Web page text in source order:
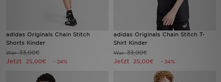
adidas Originals Chain Stitch
Shorts Kinder
War33,00€
Jetzt 25,00€ - 24%
adidas Originals Chain Stitch T-
Shirt Kinder
War33,00€
Jetzt 25,00€ - 24%
Fußball
Sport
Lade Die APP